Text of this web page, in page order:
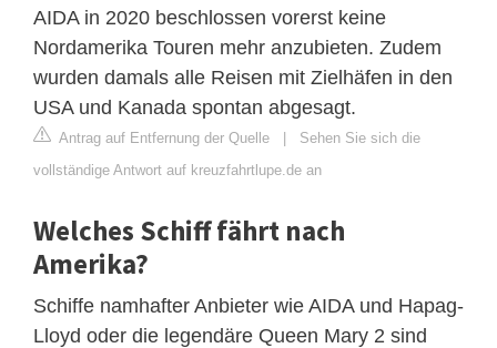
AIDA in 2020 beschlossen vorerst keine
Nordamerika Touren mehr anzubieten. Zudem
wurden damals alle Reisen mit Zielhäfen in den
USA und Kanada spontan abgesagt.
Antrag auf Entfernung der Quelle | Sehen Sie sich die
vollständige Antwort auf kreuzfahrtlupe.de an
Welches Schiff fährt nach
Amerika?
Schiffe namhafter Anbieter wie AIDA und Hapag-
Lloyd oder die legendäre Queen Mary 2 sind